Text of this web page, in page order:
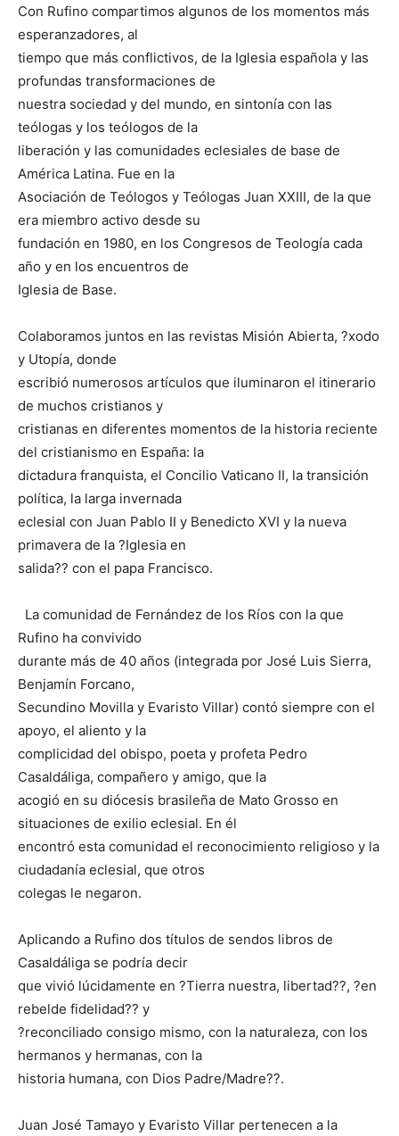
Con Rufino compartimos algunos de los momentos más
esperanzadores, al
tiempo que más conflictivos, de la Iglesia española y las
profundas transformaciones de
nuestra sociedad y del mundo, en sintonía con las
teólogas y los teólogos de la
liberación y las comunidades eclesiales de base de
América Latina. Fue en la
Asociación de Teólogos y Teólogas Juan XXIII, de la que
era miembro activo desde su
fundación en 1980, en los Congresos de Teología cada
año y en los encuentros de
Iglesia de Base.
Colaboramos juntos en las revistas Misión Abierta, ?xodo
y Utopía, donde
escribió numerosos artículos que iluminaron el itinerario
de muchos cristianos y
cristianas en diferentes momentos de la historia reciente
del cristianismo en España: la
dictadura franquista, el Concilio Vaticano II, la transición
política, la larga invernada
eclesial con Juan Pablo II y Benedicto XVI y la nueva
primavera de la ?Iglesia en
salida?? con el papa Francisco.
La comunidad de Fernández de los Ríos con la que
Rufino ha convivido
durante más de 40 años (integrada por José Luis Sierra,
Benjamín Forcano,
Secundino Movilla y Evaristo Villar) contó siempre con el
apoyo, el aliento y la
complicidad del obispo, poeta y profeta Pedro
Casaldáliga, compañero y amigo, que la
acogió en su diócesis brasileña de Mato Grosso en
situaciones de exilio eclesial. En él
encontró esta comunidad el reconocimiento religioso y la
ciudadanía eclesial, que otros
colegas le negaron.
Aplicando a Rufino dos títulos de sendos libros de
Casaldáliga se podría decir
que vivió lúcidamente en ?Tierra nuestra, libertad??, ?en
rebelde fidelidad?? y
?reconciliado consigo mismo, con la naturaleza, con los
hermanos y hermanas, con la
historia humana, con Dios Padre/Madre??.
Juan José Tamayo y Evaristo Villar pertenecen a la